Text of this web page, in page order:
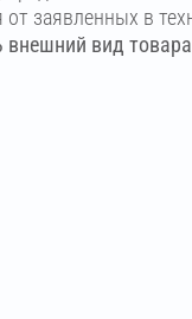
заявленных в
вид товара